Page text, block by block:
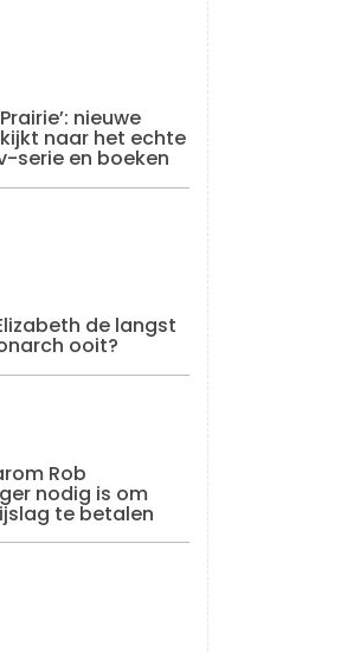
nieuwe
naar het echte
serie en boeken
de langst
ooit?
Rob
nodig is om
te betalen